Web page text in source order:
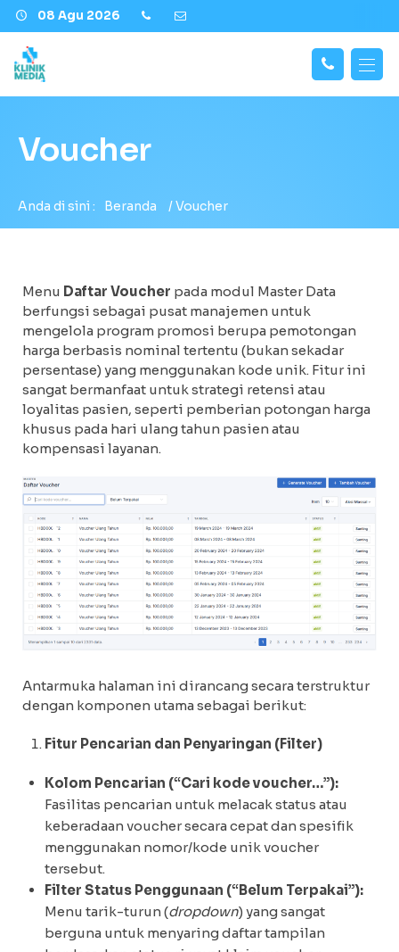
08 Agu 2026
Berita
Fitur
Support
Gallery
Hubungi
Voucher
Anda di sini : Beranda /Voucher
Menu Daftar Voucher pada modul Master Data
berfungsi sebagai pusat manajemen untuk
mengelola program promosi berupa pemotongan
harga berbasis nominal tertentu (bukan sekadar
persentase) yang menggunakan kode unik. Fitur ini
sangat bermanfaat untuk strategi retensi atau
loyalitas pasien, seperti pemberian potongan harga
khusus pada hari ulang tahun pasien atau
kompensasi layanan.
Antarmuka halaman ini dirancang secara terstruktur
dengan komponen utama sebagai berikut:
Fitur Pencarian dan Penyaringan (Filter)
Kolom Pencarian (“Cari kode voucher…”):
Fasilitas pencarian untuk melacak status atau
keberadaan voucher secara cepat dan spesifik
menggunakan nomor/kode unik voucher
tersebut.
Filter Status Penggunaan (“Belum Terpakai”):
Menu tarik-turun (dropdown) yang sangat
berguna untuk menyaring daftar tampilan